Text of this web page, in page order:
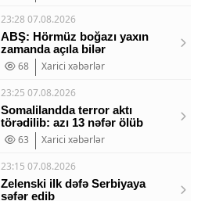
23:28 07.08.2026
ABŞ: Hörmüz boğazı yaxın
zamanda açıla bilər
68
Xarici xəbərlər
23:25 07.08.2026
Somalilandda terror aktı
törədilib: azı 13 nəfər ölüb
63
Xarici xəbərlər
23:15 07.08.2026
Zelenski ilk dəfə Serbiyaya
səfər edib